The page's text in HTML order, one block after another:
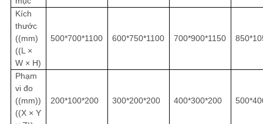
Kích
thước
((mm)
((L ×
W × H)
500*700*1100 600*750*1100 700*900*1150
Phạm
vi đo
((mm))
((X × Y
200*100*200 300*200*200 400*300*200